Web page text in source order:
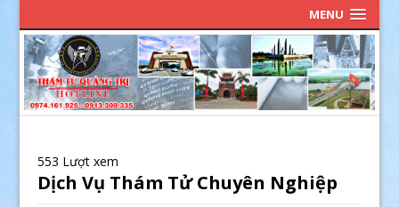
MENU
553 Lượt xem
Dịch Vụ Thám Tử Chuyên Nghiệp